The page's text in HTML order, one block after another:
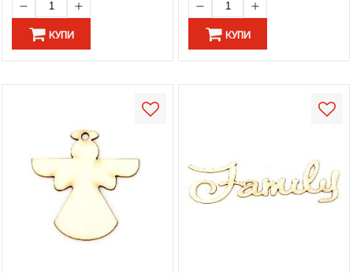
КУПИ КУПИ